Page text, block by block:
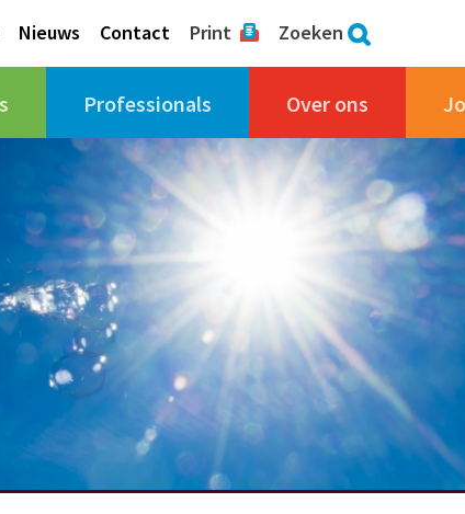
Nieuws Contact Print Zoeken
Professionals Over ons